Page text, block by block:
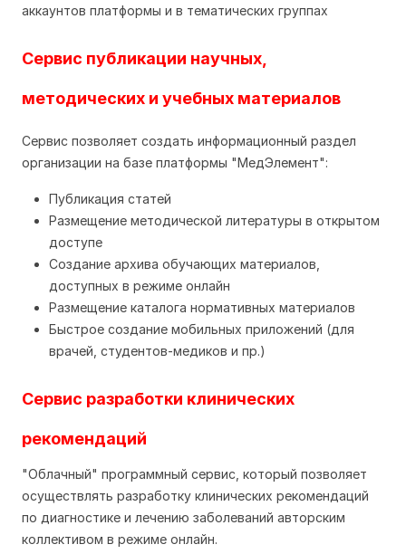
аккаунтов платформы и в тематических группах
Сервис публикации научных,
методических и учебных материалов
Сервис позволяет создать информационный раздел
организации на базе платформы "МедЭлемент":
Публикация статей
Размещение методической литературы в открытом
доступе
Создание архива обучающих материалов,
доступных в режиме онлайн
Размещение каталога нормативных материалов
Быстрое создание мобильных приложений (для
врачей, студентов-медиков и пр.)
Сервис разработки клинических
рекомендаций
"Облачный" программный сервис, который позволяет
осуществлять разработку клинических рекомендаций
по диагностике и лечению заболеваний авторским
коллективом в режиме онлайн.